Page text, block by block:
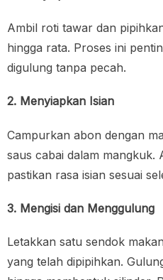
Ambil roti tawar dan
hingga rata. Proses ini
digulung tanpa pecah.
2. Menyiapkan Isian
Campurkan abon dengan
saus cabai dalam mangkuk.
pastikan rasa isian sesuai
3. Mengisi dan Menggulung
Letakkan satu sendok
yang telah dipipihkan.